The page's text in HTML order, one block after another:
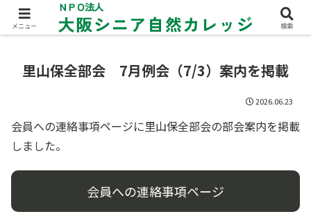
里山保全部会 7月例会（7/3）案内を掲載
2026.06.23
会員への連絡事項ページに里山保全部会の部会案内を掲載
しました。
会員への連絡事項ページ
メニュー 検索